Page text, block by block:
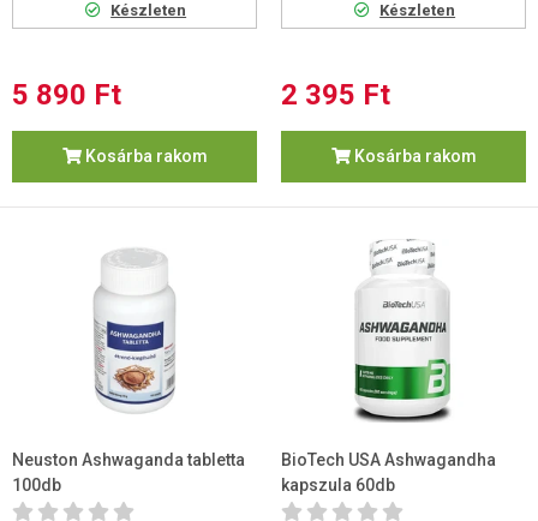
Készleten
5 890 Ft
Kosárba rakom
Készleten
2 395 Ft
Kosárba rakom
Neuston Ashwaganda tabletta
100db
BioTech USA Ashwagandha
kapszula 60db